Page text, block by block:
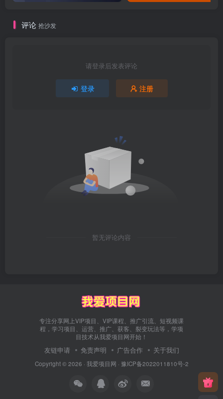
评论 抢沙发
请登录后发表评论
登录 注册
暂无评论内容
专注分享网上VIP项目、VIP课程、推广引流、短视频课
程，学习项目、运营、推广、获客、裂变玩法等，学项
目技术从我爱项目网开始！
友链申请 免责声明 广告合作 关于我们
Copyright © 2026 · 我爱项目网 · 豫ICP备2022011810号-2